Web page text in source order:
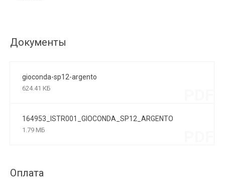
Документы
gioconda-sp12-argento
624.41 КБ
164953_ISTR001_GIOCONDA_SP12_ARGENTO
1.79 МБ
Оплата